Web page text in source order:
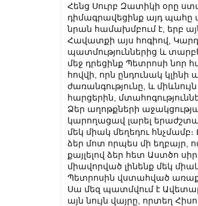
Հենց Սուրբ Զատիկի օրը
դիմագրավեցինք այդ պահը
նրան համախմբում է, երբ
Հավատքի այս հոգիով,
պատմություններից և
մեջ դրեցինք Պետրոսի նոր
հովվի, որն ընդունակ
ժառանգությունը, և
հարցերին,
Ձեր աղոթքների
կարողացավ լարել
մեկ միակ մեղեդու
ձեր մոտ որպես մի եղբայր,
քայլելով ձեր հետ Աստծո
միավորված լինենք մեկ
Պետրոսին վստահված
Սա մեզ պատմվում է
այն նույն վայրը, որտեղ